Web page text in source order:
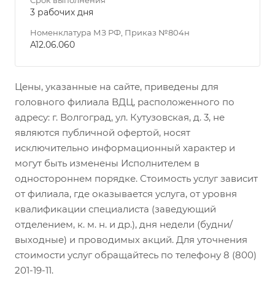
3 рабочих дня
Номенклатура МЗ РФ, Приказ №804н
A12.06.060
Цены, указанные на сайте, приведены для
головного филиала ВДЦ, расположенного по
адресу: г. Волгоград, ул. Кутузовская, д. 3, не
являются публичной офертой, носят
исключительно информационный характер и
могут быть изменены Исполнителем в
одностороннем порядке. Стоимость услуг зависит
от филиала, где оказывается услуга, от уровня
квалификации специалиста (заведующий
отделением, к. м. н. и др.), дня недели (будни/
выходные) и проводимых акций. Для уточнения
стоимости услуг обращайтесь по телефону 8 (800)
201-19-11.